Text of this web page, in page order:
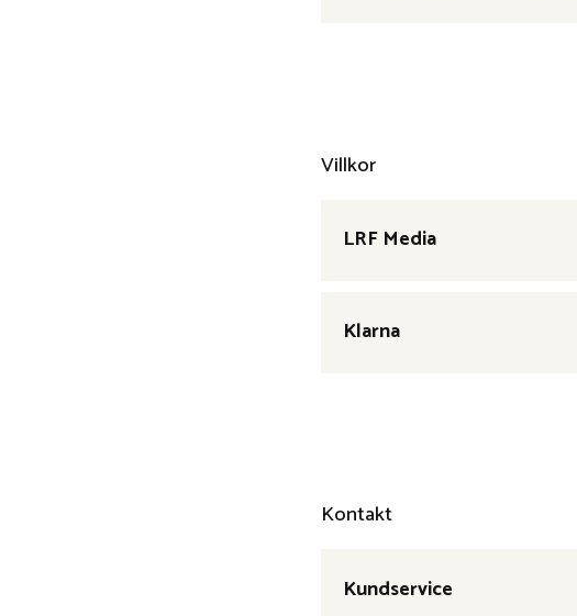
Villkor
LRF Media
Klarna
Kontakt
Kundservice